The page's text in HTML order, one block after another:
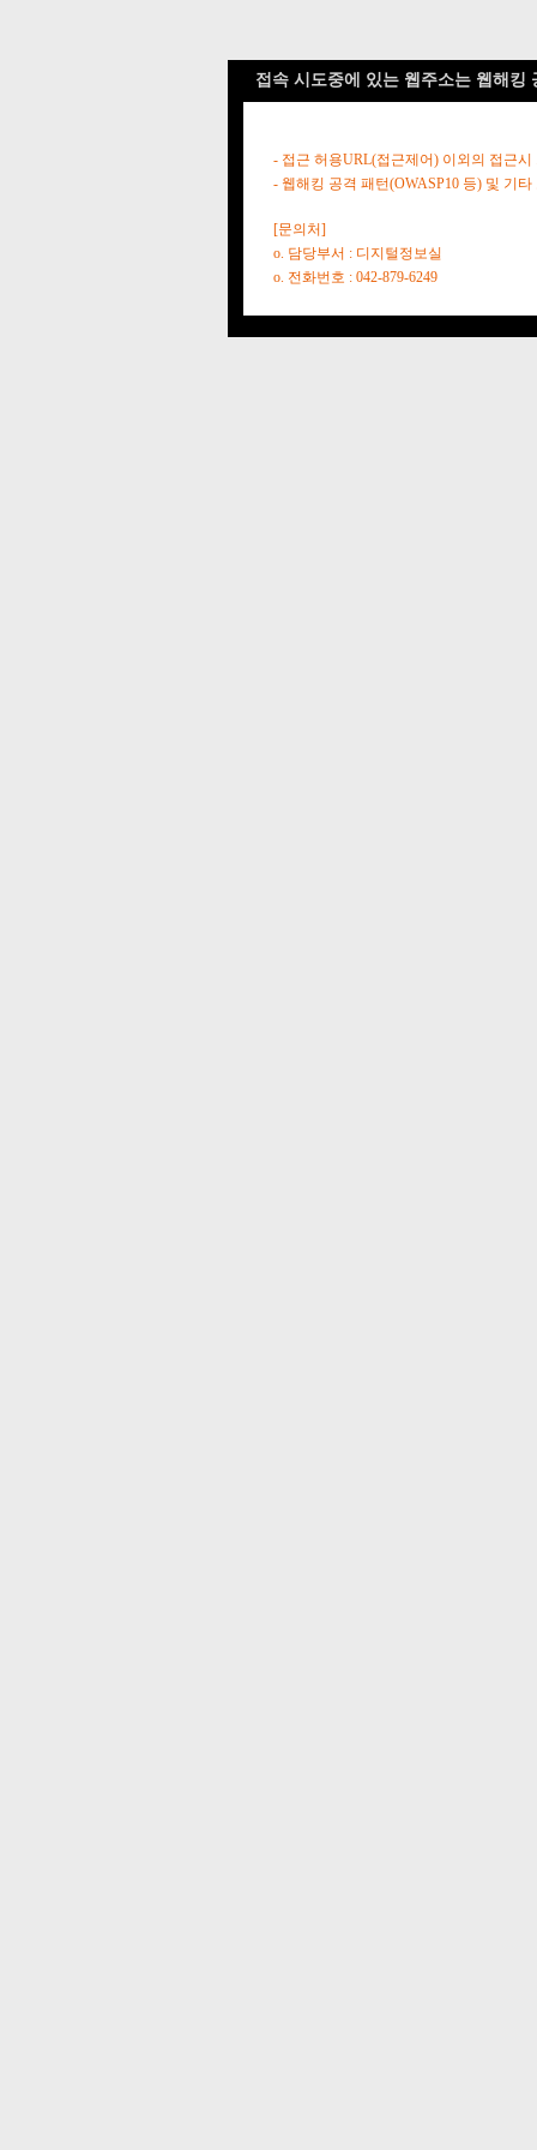
접속 시도중에 있는 웹주소는 웹해킹
- 접근 허용URL(접근제어) 이외의 접근시
- 웹해킹 공격 패턴(OWASP10 등) 및 기
[문의처]
o. 담당부서 : 디지털정보실
o. 전화번호 : 042-879-6249